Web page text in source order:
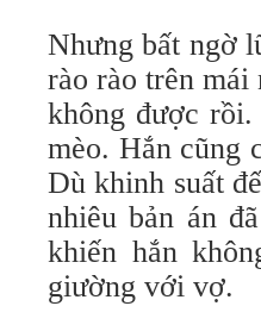
Nhưng bất ngờ
rào rào trên
không được
mèo. Hắn cũng
Dù khinh suất
nhiêu bản án
khiến hắn
giường với vợ.